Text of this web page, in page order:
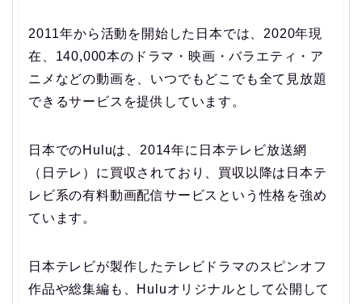
2011年から活動を開始した日本では、2020年現
在、140,000本のドラマ・映画・バラエティ・ア
ニメなどの動画を、いつでもどこでも全て見放題
できるサービスを提供しています。
日本でのHuluは、2014年に日本テレビ放送網
（日テレ）に買収されており、買収以降は日本テ
レビ系の有料動画配信サービスという性格を強め
ています。
日本テレビが製作したテレビドラマのスピンオフ
作品や総集編も、Huluオリジナルとして公開して